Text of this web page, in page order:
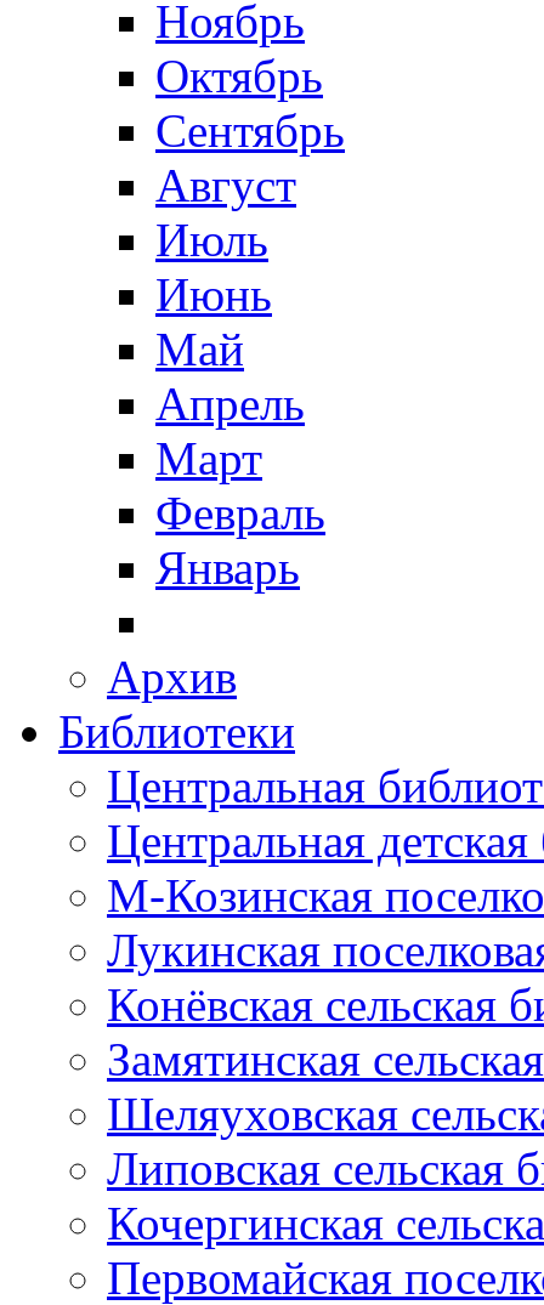
Ноябрь
Октябрь
Сентябрь
Август
Июль
Июнь
Май
Апрель
Март
Февраль
Январь
Архив
Библиотеки
Центральная
Центральная
М-Козинская
Лукинская
Конёвская сельская
Замятинская
Шеляуховская
Липовская сельская
Кочергинская
Первомайская